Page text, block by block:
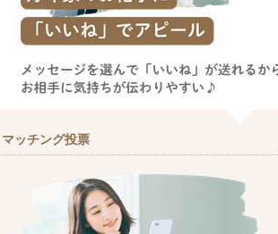
マッチング投票